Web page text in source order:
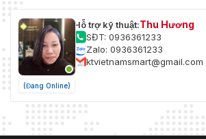
(Đang Online)
Hỗ trợ kỹ thuật:Thu Hương
SĐT: 0936361233
Zalo: 0936361233
ktvietnamsmart@gmail.com